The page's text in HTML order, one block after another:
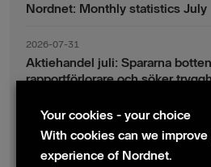
Nordnet: Monthly statistics July
2026-07-31
Aktiehandel juli: Spararna
rapportförlorare och söker
2026-07-30
Fondsparande juli:
indexsparandet ligger fast
Your cookies - your choice
With cookies can we improve
experience of Nordnet.